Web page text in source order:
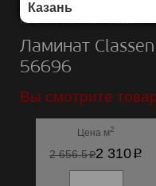
Казань
Каталог/Ламинат/Classen/
Ламинат
56696
Вы смотрите
Цена м2
2 656.5p2 310p